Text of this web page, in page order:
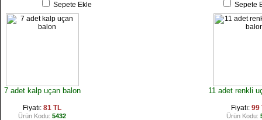
Sepete Ekle Sepete
7 adet kalp uçan balon
Fiyatı: 81 TL
Ürün Kodu: 5432
11 adet renkli
Fiyatı: 99
Ürün Kodu: